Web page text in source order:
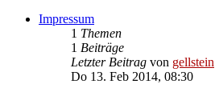
Impressum
1 Themen
1 Beiträge
Letzter Beitrag von gellstein
Do 13. Feb 2014, 08:30